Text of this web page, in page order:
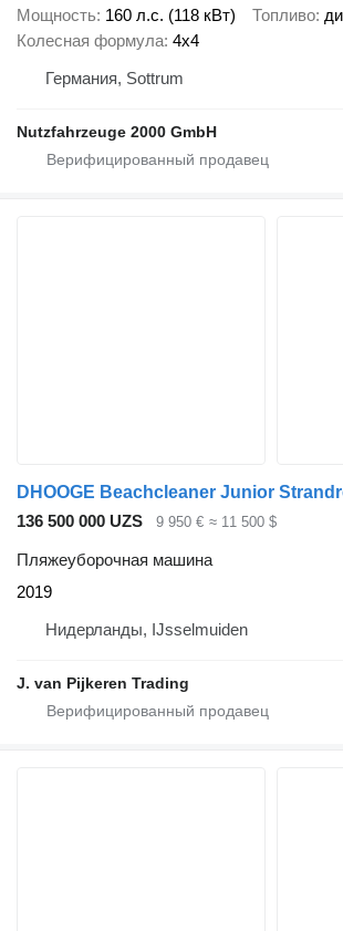
Мощность 160 л.с. (118 кВт) Топливо
Колесная формула 4x4
Германия, Sottrum
Nutzfahrzeuge 2000 GmbH
DHOOGE Beachcleaner Junior
136 500 000 UZS
9 950 € ≈ 11 500 $
Пляжеуборочная машина
2019
Нидерланды, IJsselmuiden
J. van Pijkeren Trading